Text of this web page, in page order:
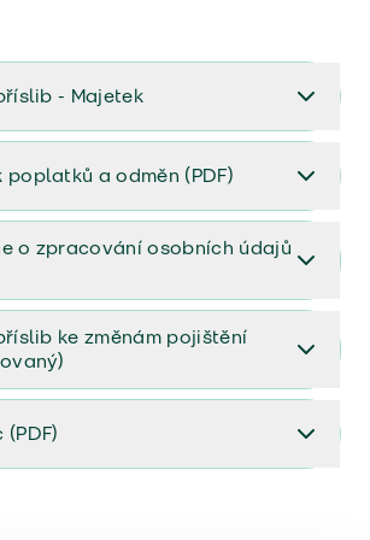
- Majetek
majetek 2023
poplatků a odměn (PDF)
a odměn (PDF)
o zpracování osobních údajů
osobních údajů (PDF)
ke změnám pojištění
ke změnám pojištění (aktualizovaný)